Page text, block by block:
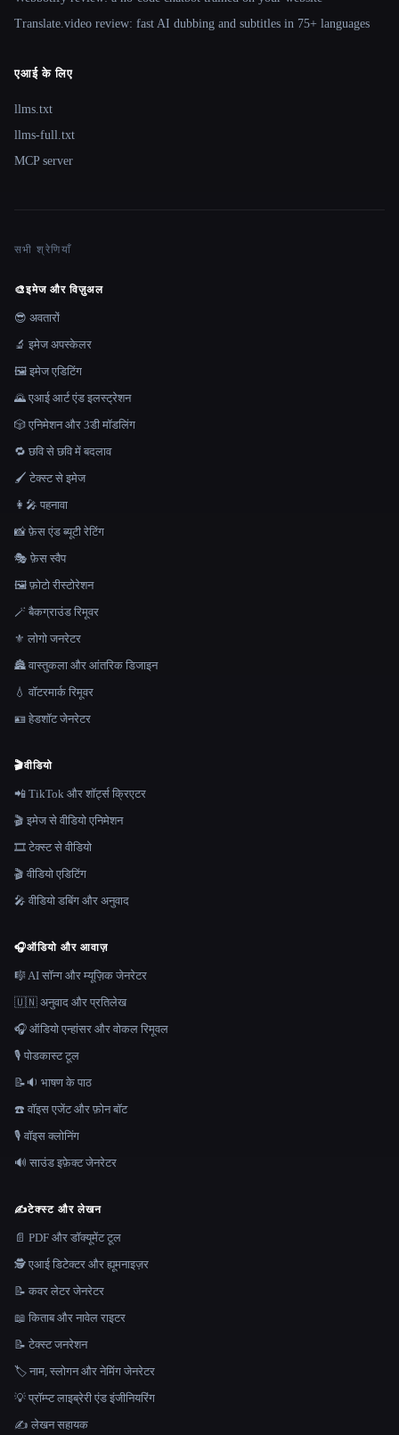
Translate.video review: fast AI dubbing and subtitles in 75+ languages
एआई के लिए
llms.txt
llms-full.txt
MCP server
सभी श्रेणियाँ
🎨इमेज और विज़ुअल
😎 अवतारों
🔬 इमेज अपस्केलर
🖼️ इमेज एडिटिंग
🌄 एआई आर्ट एंड इलस्ट्रेशन
🎲 एनिमेशन और 3डी मॉडलिंग
🔁 छवि से छवि में बदलाव
🖌️ टेक्स्ट से इमेज
👩‍🎤 पहनावा
📸 फ़ेस एंड ब्यूटी रेटिंग
🎭 फ़ेस स्वैप
🖼️ फ़ोटो रीस्टोरेशन
🪄 बैकग्राउंड रिमूवर
⚜️ लोगो जनरेटर
🏯 वास्तुकला और आंतरिक डिजाइन
💧 वॉटरमार्क रिमूवर
🪪 हेडशॉट जेनरेटर
🎬वीडियो
📲 TikTok और शॉर्ट्स क्रिएटर
🎬 इमेज से वीडियो एनिमेशन
🎞️ टेक्स्ट से वीडियो
🎬 वीडियो एडिटिंग
🎤 वीडियो डबिंग और अनुवाद
🎧ऑडियो और आवाज़
🎼 AI सॉन्ग और म्यूज़िक जेनरेटर
🇺🇳 अनुवाद और प्रतिलेख
🎧 ऑडियो एन्हांसर और वोकल रिमूवल
🎙️ पोडकास्ट टूल
📝🔉 भाषण के पाठ
☎️ वॉइस एजेंट और फ़ोन बॉट
🎙️ वॉइस क्लोनिंग
🔊 साउंड इफ़ेक्ट जेनरेटर
✍️टेक्स्ट और लेखन
📄 PDF और डॉक्यूमेंट टूल
🕵️ एआई डिटेक्टर और ह्यूमनाइज़र
📝 कवर लेटर जेनरेटर
📖 किताब और नावेल राइटर
📝 टेक्स्ट जनरेशन
🏷️ नाम, स्लोगन और नेमिंग जेनरेटर
💡 प्रॉम्प्ट लाइब्रेरी एंड इंजीनियरिंग
✍️ लेखन सहायक